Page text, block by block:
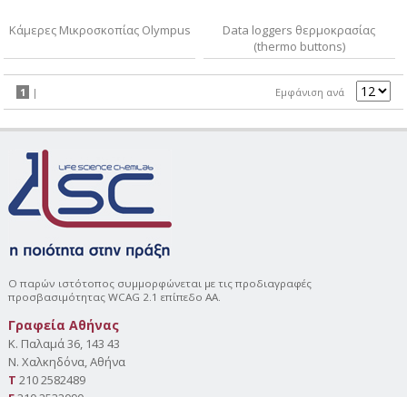
Κάμερες Μικροσκοπίας Olympus
Data loggers θερμοκρασίας
(thermo buttons)
1 | Εμφάνιση ανά
Ο παρών ιστότοπος συμμορφώνεται με τις προδιαγραφές
προσβασιμότητας WCAG 2.1 επίπεδο AA.
Γραφεία Αθήνας
Κ. Παλαμά 36, 143 43
Ν. Χαλκηδόνα, Αθήνα
Τ 210 2582489